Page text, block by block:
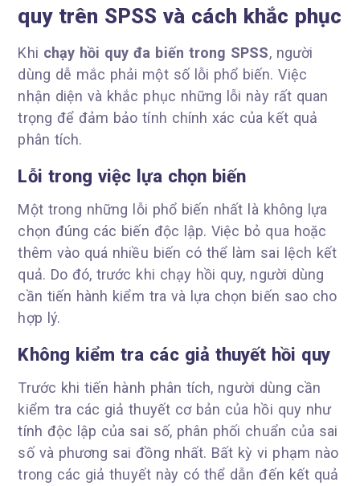
quy trên SPSS và cách khắc phục
Khi chạy hồi quy đa biến trong SPSS, người
dùng dễ mắc phải một số lỗi phổ biến. Việc
nhận diện và khắc phục những lỗi này rất quan
trọng để đảm bảo tính chính xác của kết quả
phân tích.
Lỗi trong việc lựa chọn biến
Một trong những lỗi phổ biến nhất là không lựa
chọn đúng các biến độc lập. Việc bỏ qua hoặc
thêm vào quá nhiều biến có thể làm sai lệch kết
quả. Do đó, trước khi chạy hồi quy, người dùng
cần tiến hành kiểm tra và lựa chọn biến sao cho
hợp lý.
Không kiểm tra các giả thuyết hồi quy
Trước khi tiến hành phân tích, người dùng cần
kiểm tra các giả thuyết cơ bản của hồi quy như
tính độc lập của sai số, phân phối chuẩn của sai
số và phương sai đồng nhất. Bất kỳ vi phạm nào
trong các giả thuyết này có thể dẫn đến kết quả